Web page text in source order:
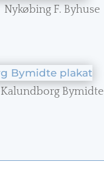
Nykøbing F. Byhuse
Kalundborg Bymidte